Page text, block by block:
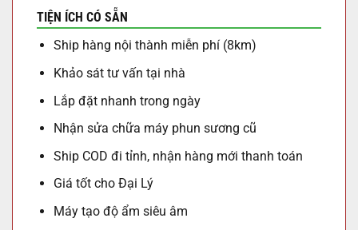
TIỆN ÍCH CÓ SẴN
Ship hàng nội thành miễn phí (8km)
Khảo sát tư vấn tại nhà
Lắp đặt nhanh trong ngày
Nhận sửa chữa máy phun sương cũ
Ship COD đi tỉnh, nhận hàng mới thanh toán
Giá tốt cho Đại Lý
Máy tạo độ ẩm siêu âm